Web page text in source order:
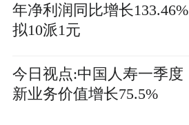
年净利润同比增长133.46%
拟10派1元
今日视点:中国人寿一季度
新业务价值增长75.5%